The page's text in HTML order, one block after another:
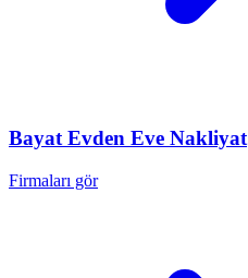
Bayat Evden Eve Nakliyat
Firmaları gör